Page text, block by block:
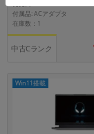
付属品: ACアダプタ
在庫数：1
中古Cランク
Win11搭載